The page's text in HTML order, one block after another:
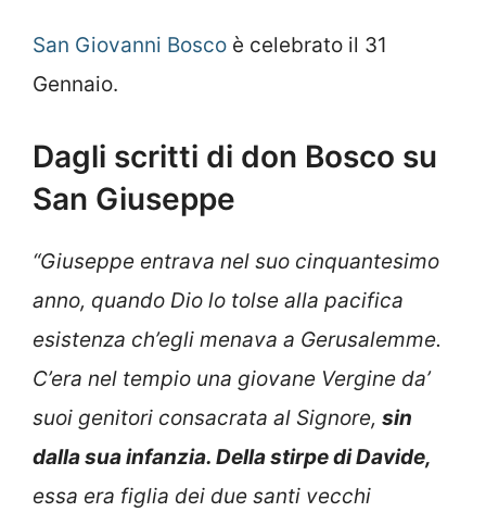
San Giovanni Bosco è celebrato il 31
Gennaio.
Dagli scritti di don Bosco su
San Giuseppe
“Giuseppe entrava nel suo cinquantesimo
anno, quando Dio lo tolse alla pacifica
esistenza ch’egli menava a Gerusalemme.
C’era nel tempio una giovane Vergine da’
suoi genitori consacrata al Signore, sin
dalla sua infanzia. Della stirpe di Davide,
essa era figlia dei due santi vecchi